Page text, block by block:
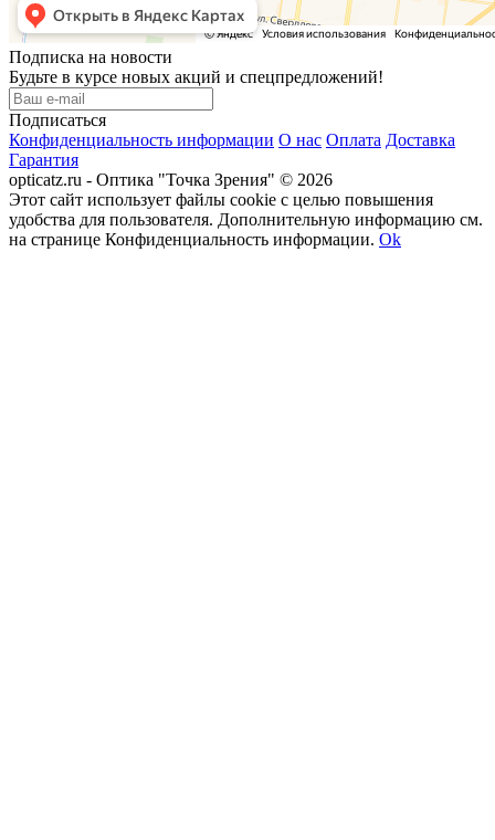
Подписка на новости
Будьте в курсе новых акций и спецпредложений!
Подписаться
Конфиденциальность информации О нас Оплата Доставка
Гарантия
opticatz.ru - Оптика "Точка Зрения" © 2026
Этот сайт использует файлы cookie с целью повышения
удобства для пользователя. Дополнительную информацию см.
на странице Конфиденциальность информации. Ok